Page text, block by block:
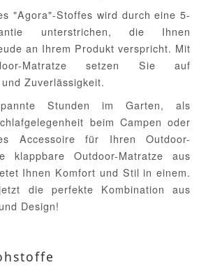
"Agora"-Stoffes wird durch eine 5-
unterstrichen, die Ihnen
an Ihrem Produkt verspricht. Mit
Matratze setzen Sie auf
Zuverlässigkeit.
Stunden im Garten, als
beim Campen oder
Accessoire für Ihren Outdoor-
klappbare Outdoor-Matratze aus
Ihnen Komfort und Stil in einem.
die perfekte Kombination aus
Design!